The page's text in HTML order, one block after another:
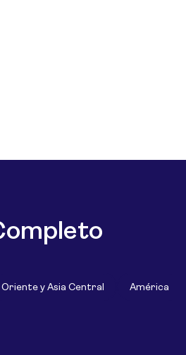
Oriente y Asia Central América